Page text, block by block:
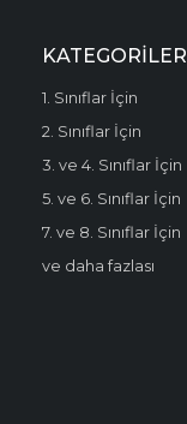
KATEGORILER
1. Sınıflar İçin
2. Sınıflar İçin
3. ve 4. Sınıflar İçin
5. ve 6. Sınıflar İçin
7. ve 8. Sınıflar İçin
ve daha fazlası